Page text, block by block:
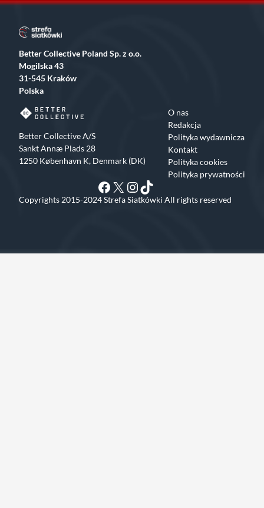
Better Collective Poland Sp. z o.o.
Mogilska 43
31-545 Kraków
Polska
Better Collective A/S
Sankt Annæ Plads 28
1250 København K, Denmark (DK)
O nas
Redakcja
Polityka wydawnicza
Kontakt
Polityka cookies
Polityka prywatności
Facebook
X Instagram
TikTok
Copyrights 2015-2024 Strefa Siatkówki All rights reserved